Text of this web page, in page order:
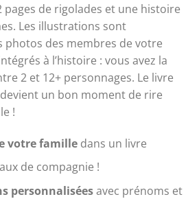
pages de rigolades et une histoire
Les illustrations sont
photos des membres de votre
à l’histoire : vous avez la
2 et 12+ personnages. Le livre
un bon moment de rire
!
votre famille dans un livre
de compagnie !
personnaliséesavec prénoms et